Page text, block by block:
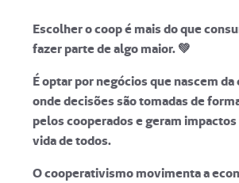
Escolher o coop é mais do que
fazer parte de algo maior. 💚
É optar por negócios que nascem da
onde decisões são tomadas de
pelos cooperados e geram
vida de todos.
O cooperativismo movimenta a